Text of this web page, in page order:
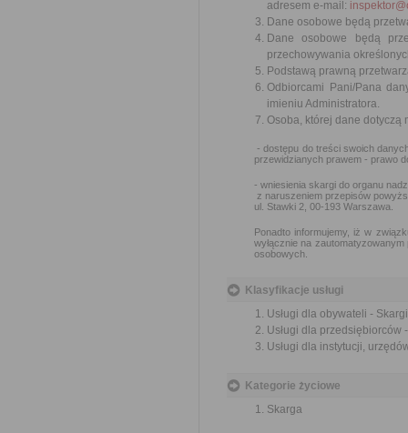
adresem e-mail:
Dane osobowe będą
Dane osobowe będą
przechowywania
Podstawą prawną
Odbiorcami Pani/Pana
imieniu Administratora.
Osoba, której dane dotyczą
- dostępu do treści swoich
przewidzianych prawem - prawo
- wniesienia skargi do organu
z naruszeniem przepisów
ul. Stawki 2, 00-193 Warszawa.
Ponadto informujemy, iż w
wyłącznie na
osobowych.
Klasyfikacje usługi
Usługi dla obywateli -
Usługi dla przedsiębiorców
Usługi dla instytucji,
Kategorie życiowe
Skarga